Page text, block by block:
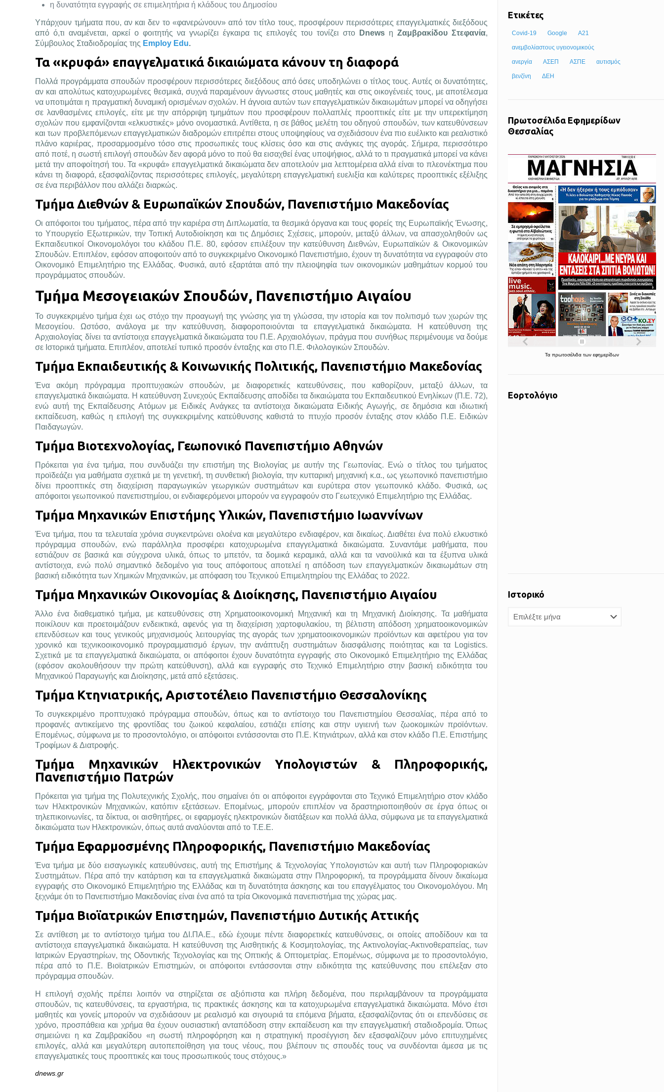
η δυνατότητα εγγραφής σε επιμελητήρια ή κλάδους του Δημοσίου
Υπάρχουν τμήματα που, αν και δεν το «φανερώνουν» από τον τίτλο τους, προσφέρουν περισσότερες επαγγελματικές διεξόδους
από ό,τι αναμένεται, αρκεί ο φοιτητής να γνωρίζει έγκαιρα τις επιλογές του τονίζει στο
Dnews ηΖαμβρακίδου Στεφανία,
Σύμβουλος Σταδιοδρομίας της Employ Edu.
Τα «κρυφά» επαγγελματικά δικαιώματα κάνουν τη διαφορά
Πολλά προγράμματα σπουδών προσφέρουν περισσότερες διεξόδους από όσες υποδηλώνει ο τίτλος τους. Αυτές οι δυνατότητες,
αν και απολύτως κατοχυρωμένες θεσμικά, συχνά παραμένουν άγνωστες στους μαθητές και στις οικογένειές τους, με αποτέλεσμα
να υποτιμάται η πραγματική δυναμική ορισμένων σχολών. Η άγνοια αυτών των επαγγελματικών δικαιωμάτων μπορεί να οδηγήσει
σε λανθασμένες επιλογές, είτε με την απόρριψη τμημάτων που προσφέρουν πολλαπλές προοπτικές είτε με την υπερεκτίμηση
σχολών που εμφανίζονται «ελκυστικές» μόνο ονομαστικά. Αντίθετα, η σε βάθος μελέτη του οδηγού σπουδών, των κατευθύνσεων
και των προβλεπόμενων επαγγελματικών διαδρομών επιτρέπει στους υποψηφίους να σχεδιάσουν ένα πιο ευέλικτο και ρεαλιστικό
πλάνο καριέρας, προσαρμοσμένο τόσο στις προσωπικές τους κλίσεις όσο και στις ανάγκες της αγοράς. Σήμερα, περισσότερο
από ποτέ, η σωστή επιλογή σπουδών δεν αφορά μόνο το πού θα εισαχθεί ένας υποψήφιος, αλλά το τι πραγματικά μπορεί να κάνει
μετά την αποφοίτησή του. Τα «κρυφά» επαγγελματικά δικαιώματα δεν αποτελούν μια λεπτομέρεια αλλά είναι το πλεονέκτημα που
κάνει τη διαφορά, εξασφαλίζοντας περισσότερες επιλογές, μεγαλύτερη επαγγελματική ευελιξία και καλύτερες προοπτικές εξέλιξης
σε ένα περιβάλλον που αλλάζει διαρκώς.
Τμήμα Διεθνών & Ευρωπαϊκών Σπουδών, Πανεπιστήμιο Μακεδονίας
Οι απόφοιτοι του τμήματος, πέρα από την καριέρα στη Διπλωματία, τα θεσμικά όργανα και τους φορείς της Ευρωπαϊκής Ένωσης,
το Υπουργείο Εξωτερικών, την Τοπική Αυτοδιοίκηση και τις Δημόσιες Σχέσεις, μπορούν, μεταξύ άλλων, να απασχοληθούν ως
Εκπαιδευτικοί Οικονομολόγοι του κλάδου Π.Ε. 80, εφόσον επιλέξουν την κατεύθυνση Διεθνών, Ευρωπαϊκών & Οικονομικών
Σπουδών. Επιπλέον, εφόσον αποφοιτούν από το συγκεκριμένο Οικονομικό Πανεπιστήμιο, έχουν τη δυνατότητα να εγγραφούν στο
Οικονομικό Επιμελητήριο της Ελλάδας. Φυσικά, αυτό εξαρτάται από την πλειοψηφία των οικονομικών μαθημάτων κορμού του
προγράμματος σπουδών.
Τμήμα Μεσογειακών Σπουδών, Πανεπιστήμιο Αιγαίου
Το συγκεκριμένο τμήμα έχει ως στόχο την προαγωγή της γνώσης για τη γλώσσα, την ιστορία και τον πολιτισμό των χωρών της
Μεσογείου. Ωστόσο, ανάλογα με την κατεύθυνση, διαφοροποιούνται τα επαγγελματικά δικαιώματα. Η κατεύθυνση της
Αρχαιολογίας δίνει τα αντίστοιχα επαγγελματικά δικαιώματα του Π.Ε. Αρχαιολόγων, πράγμα που συνήθως περιμένουμε να δούμε
σε Ιστορικά τμήματα. Επιπλέον, αποτελεί τυπικό προσόν ένταξης και στο Π.Ε. Φιλολογικών Σπουδών.
Τμήμα Εκπαιδευτικής & Κοινωνικής Πολιτικής, Πανεπιστήμιο Μακεδονίας
Ένα ακόμη πρόγραμμα προπτυχιακών σπουδών, με διαφορετικές κατευθύνσεις, που καθορίζουν, μεταξύ άλλων, τα
επαγγελματικά δικαιώματα. Η κατεύθυνση Συνεχούς Εκπαίδευσης αποδίδει τα δικαιώματα του Εκπαιδευτικού Ενηλίκων (Π.Ε. 72),
ενώ αυτή της Εκπαίδευσης Ατόμων με Ειδικές Ανάγκες τα αντίστοιχα δικαιώματα Ειδικής Αγωγής, σε δημόσια και ιδιωτική
εκπαίδευση, καθώς η επιλογή της συγκεκριμένης κατεύθυνσης καθιστά το πτυχίο προσόν ένταξης στον κλάδο Π.Ε. Ειδικών
Παιδαγωγών.
Τμήμα Βιοτεχνολογίας, Γεωπονικό Πανεπιστήμιο Αθηνών
Πρόκειται για ένα τμήμα, που συνδυάζει την επιστήμη της Βιολογίας με αυτήν της Γεωπονίας. Ενώ ο τίτλος του τμήματος
προϊδεάζει για μαθήματα σχετικά με τη γενετική, τη συνθετική βιολογία, την κυτταρική μηχανική κ.α., ως γεωπονικό πανεπιστήμιο
δίνει προοπτικές στη διαχείριση παραγωγικών γεωργικών συστημάτων και ευρύτερα στον γεωπονικό κλάδο. Φυσικά, ως
απόφοιτοι γεωπονικού πανεπιστημίου, οι ενδιαφερόμενοι μπορούν να εγγραφούν στο Γεωτεχνικό Επιμελητήριο της Ελλάδας.
Τμήμα Μηχανικών Επιστήμης Υλικών, Πανεπιστήμιο Ιωαννίνων
Ένα τμήμα, που τα τελευταία χρόνια συγκεντρώνει ολοένα και μεγαλύτερο ενδιαφέρον, και δικαίως. Διαθέτει ένα πολύ ελκυστικό
πρόγραμμα σπουδών, ενώ παράλληλα προσφέρει κατοχυρωμένα επαγγελματικά δικαιώματα. Συναντάμε μαθήματα, που
εστιάζουν σε βασικά και σύγχρονα υλικά, όπως το μπετόν, τα δομικά κεραμικά, αλλά και τα νανοϋλικά και τα έξυπνα υλικά
αντίστοιχα, ενώ πολύ σημαντικό δεδομένο για τους απόφοιτους αποτελεί η απόδοση των επαγγελματικών δικαιωμάτων στη
βασική ειδικότητα των Χημικών Μηχανικών, με απόφαση του Τεχνικού Επιμελητηρίου της Ελλάδας το 2022.
Τμήμα Μηχανικών Οικονομίας & Διοίκησης, Πανεπιστήμιο Αιγαίου
Άλλο ένα διαθεματικό τμήμα, με κατευθύνσεις στη Χρηματοοικονομική Μηχανική και τη Μηχανική Διοίκησης. Τα μαθήματα
ποικίλουν και προετοιμάζουν ενδεικτικά, αφενός για τη διαχείριση χαρτοφυλακίου, τη βέλτιστη απόδοση χρηματοοικονομικών
επενδύσεων και τους γενικούς μηχανισμούς λειτουργίας της αγοράς των χρηματοοικονομικών προϊόντων και αφετέρου για τον
χρονικό και τεχνικοοικονομικό προγραμματισμό έργων, την ανάπτυξη συστημάτων διασφάλισης ποιότητας και τα Logistics.
Σχετικά με τα επαγγελματικά δικαιώματα, οι απόφοιτοι έχουν δυνατότητα εγγραφής στο Οικονομικό Επιμελητήριο της Ελλάδας
(εφόσον ακολουθήσουν την πρώτη κατεύθυνση), αλλά και εγγραφής στο Τεχνικό Επιμελητήριο στην βασική ειδικότητα του
Μηχανικού Παραγωγής και Διοίκησης, μετά από εξετάσεις.
Τμήμα Κτηνιατρικής, Αριστοτέλειο Πανεπιστήμιο Θεσσαλονίκης
Το συγκεκριμένο προπτυχιακό πρόγραμμα σπουδών, όπως και το αντίστοιχο του Πανεπιστημίου Θεσσαλίας, πέρα από το
προφανές αντικείμενο της φροντίδας του ζωικού κεφαλαίου, εστιάζει επίσης και στην υγιεινή των ζωοκομικών προϊόντων.
Επομένως, σύμφωνα με το προσοντολόγιο, οι απόφοιτοι εντάσσονται στο Π.Ε. Κτηνιάτρων, αλλά και στον κλάδο Π.Ε. Επιστήμης
Τροφίμων & Διατροφής.
Τμήμα Μηχανικών Ηλεκτρονικών Υπολογιστών & Πληροφορικής,
Πανεπιστήμιο Πατρών
Πρόκειται για τμήμα της Πολυτεχνικής Σχολής, που σημαίνει ότι οι απόφοιτοι εγγράφονται στο Τεχνικό Επιμελητήριο στον κλάδο
των Ηλεκτρονικών Μηχανικών, κατόπιν εξετάσεων. Επομένως, μπορούν επιπλέον να δραστηριοποιηθούν σε έργα όπως οι
τηλεπικοινωνίες, τα δίκτυα, οι αισθητήρες, οι εφαρμογές ηλεκτρονικών διατάξεων και πολλά άλλα, σύμφωνα με τα επαγγελματικά
δικαιώματα των Ηλεκτρονικών, όπως αυτά αναλύονται από το Τ.Ε.Ε.
Τμήμα Εφαρμοσμένης Πληροφορικής, Πανεπιστήμιο Μακεδονίας
Ένα τμήμα με δύο εισαγωγικές κατευθύνσεις, αυτή της Επιστήμης & Τεχνολογίας Υπολογιστών και αυτή των Πληροφοριακών
Συστημάτων. Πέρα από την κατάρτιση και τα επαγγελματικά δικαιώματα στην Πληροφορική, τα προγράμματα δίνουν δικαίωμα
εγγραφής στο Οικονομικό Επιμελητήριο της Ελλάδας και τη δυνατότητα άσκησης και του επαγγέλματος του Οικονομολόγου. Μη
ξεχνάμε ότι το Πανεπιστήμιο Μακεδονίας είναι ένα από τα τρία Οικονομικά πανεπιστήμια της χώρας μας.
Τμήμα Βιοϊατρικών Επιστημών, Πανεπιστήμιο Δυτικής Αττικής
Σε αντίθεση με το αντίστοιχο τμήμα του ΔΙ.ΠΑ.Ε., εδώ έχουμε πέντε διαφορετικές κατευθύνσεις, οι οποίες αποδίδουν και τα
αντίστοιχα επαγγελματικά δικαιώματα. Η κατεύθυνση της Αισθητικής & Κοσμητολογίας, της Ακτινολογίας-Ακτινοθεραπείας, των
Ιατρικών Εργαστηρίων, της Οδοντικής Τεχνολογίας και της Οπτικής & Οπτομετρίας. Επομένως, σύμφωνα με το προσοντολόγιο,
πέρα από το Π.Ε. Βιοϊατρικών Επιστημών, οι απόφοιτοι εντάσσονται στην ειδικότητα της κατεύθυνσης που επέλεξαν στο
πρόγραμμα σπουδών.
Η επιλογή σχολής πρέπει λοιπόν να στηρίζεται σε αξιόπιστα και πλήρη δεδομένα, που περιλαμβάνουν τα προγράμματα
σπουδών, τις κατευθύνσεις, τα εργαστήρια, τις πρακτικές άσκησης και τα κατοχυρωμένα επαγγελματικά δικαιώματα. Μόνο έτσι
μαθητές και γονείς μπορούν να σχεδιάσουν με ρεαλισμό και σιγουριά τα επόμενα βήματα, εξασφαλίζοντας ότι οι επενδύσεις σε
χρόνο, προσπάθεια και χρήμα θα έχουν ουσιαστική ανταπόδοση στην εκπαίδευση και την επαγγελματική σταδιοδρομία. Όπως
σημειώνει η κα Ζαμβρακίδου «η σωστή πληροφόρηση και η στρατηγική προσέγγιση δεν εξασφαλίζουν μόνο επιτυχημένες
επιλογές, αλλά και μεγαλύτερη αυτοπεποίθηση για τους νέους, που βλέπουν τις σπουδές τους να συνδέονται άμεσα με τις
επαγγελματικές τους προοπτικές και τους προσωπικούς τους στόχους.»
dnews.gr
Ετικέτες
Covid-19 Google Α21
ανεμβολίαστους υγειονομικούς
ανεργία ΑΣΕΠ ΑΣΠΕ αυτισμός
βενζίνη ΔΕΗ
Πρωτοσέλιδα Εφημερίδων
Θεσσαλίας
Τα πρωτοσέλιδα των εφημερίδων
Εορτολόγιο
Ιστορικό